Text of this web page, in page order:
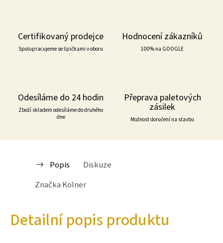
Certifikovaný prodejce
Spolupracujeme se špičkami v oboru
Hodnocení zákazníků
100% na GOOGLE
Odesíláme do 24 hodin
Zboží skladem odesíláme do druhého
dne
Přeprava paletových
zásilek
Možnost doručení na stavbu
Popis
Diskuze
Značka Kölner
Detailní popis produktu